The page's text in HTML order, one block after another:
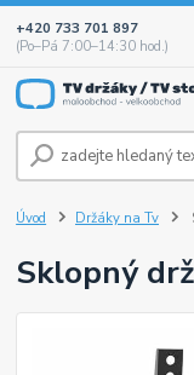
+420 733 701 897
(Po–Pá 7:00–14:30 hod.)
Úvod Držáky na Tv
Sklopný